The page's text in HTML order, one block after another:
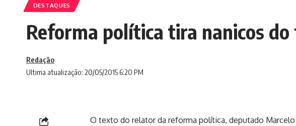
DESTAQUES
Reforma política tira nanicos
Ultima atualização: 20/05/2015 6:20 PM
Redação
O texto do relator da reforma política, deputado